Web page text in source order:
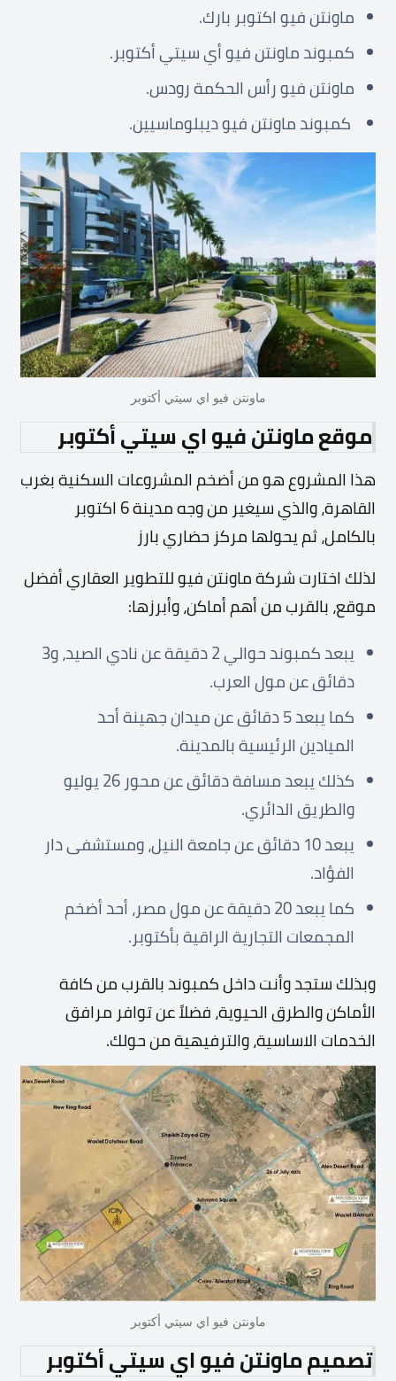
ماونتن فيو اكتوبر بارك.
كمبوند ماونتن فيو أي سيتي أكتوبر.
ماونتن فيو رأس الحكمة رودس.
كمبوند ماونتن فيو ديبلوماسيين.
ماونتن فيو اي سيتي أكتوبر
موقع ماونتن فيو اي سيتي أكتوبر
هذا المشروع هو من أضخم المشروعات السكنية بغرب
القاهرة، والذي سيغير من وجه مدينة 6 اكتوبر
بالكامل، ثم يحولها مركز حضاري بارز
لذلك اختارت شركة ماونتن فيو للتطوير العقاري أفضل
موقع، بالقرب من أهم أماكن، وأبرزها:
يبعد كمبوند حوالي 2 دقيقة عن نادي الصيد، و3
دقائق عن مول العرب.
كما يبعد 5 دقائق عن ميدان جهينة أحد
الميادين الرئيسية بالمدينة.
كذلك يبعد مسافة دقائق عن محور 26 يوليو
والطريق الدائري.
يبعد 10 دقائق عن جامعة النيل، ومستشفى دار
الفؤاد.
كما يبعد 20 دقيقة عن مول مصر، أحد أضخم
المجمعات التجارية الراقية بأكتوبر.
وبذلك ستجد وأنت داخل كمبوند بالقرب من كافة
الأماكن والطرق الحيوية، فضلاً عن توافر مرافق
الخدمات الاساسية، والترفيهية من حولك.
ماونتن فيو اي سيتي أكتوبر
تصميم ماونتن فيو اي سيتي أكتوبر